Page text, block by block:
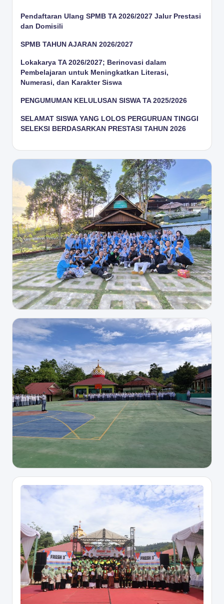
Pendaftaran Ulang SPMB TA 2026/2027 Jalur Prestasi
dan Domisili
SPMB TAHUN AJARAN 2026/2027
Lokakarya TA 2026/2027; Berinovasi dalam
Pembelajaran untuk Meningkatkan Literasi,
Numerasi, dan Karakter Siswa
PENGUMUMAN KELULUSAN SISWA TA 2025/2026
SELAMAT SISWA YANG LOLOS PERGURUAN TINGGI
SELEKSI BERDASARKAN PRESTASI TAHUN 2026